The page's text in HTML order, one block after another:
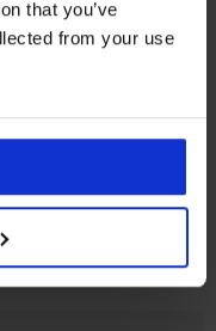
that you’ve
from your use
Chytrý sprievodca
veľkosťami